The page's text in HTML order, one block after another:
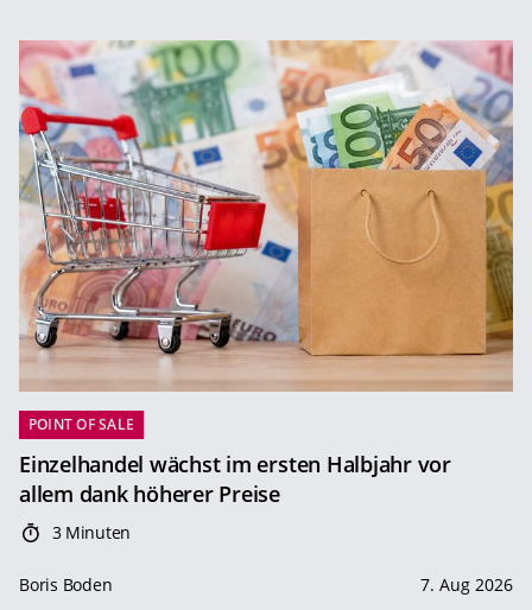
POINT OF SALE
Einzelhandel wächst im ersten Halbjahr vor
allem dank höherer Preise
3 Minuten
Boris Boden 7. Aug 2026